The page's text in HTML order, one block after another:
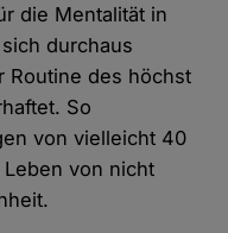
die Mentalität in
durchaus
Routine des höchst
So
von vielleicht 40
von nicht